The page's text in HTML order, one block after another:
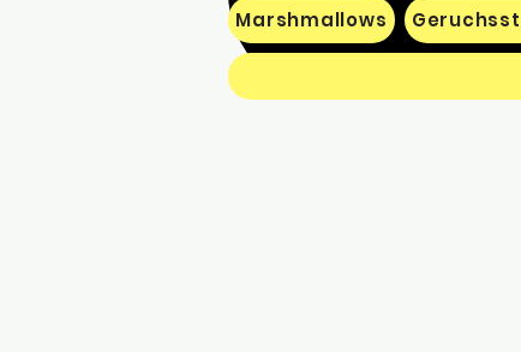
Marshmallows